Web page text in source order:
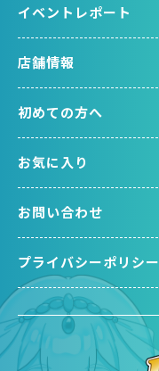
イベントレポート
店舗情報
初めての方へ
お気に入り
お問い合わせ
プライバシーポリシー